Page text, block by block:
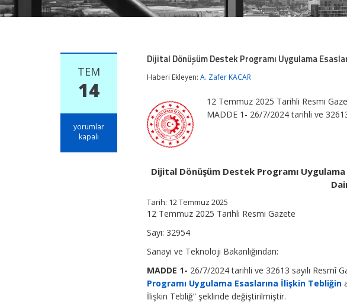
TEM
14
Dijital
Dönüşüm
yorumlar
kapalı
Dijital Dönüşüm Destek Programı Uygulama
Haberi Ekleyen:A. Zafer KACAR
12 Temmuz 2025 Tarihli Resmi
MADDE 1- 26/7/2024 tarihli ve
Dijital Dönüşüm Destek Programı Uygulama
Tarih: 12 Temmuz 2025
12 Temmuz 2025 Tarihli Resmi Gazete
Sayı: 32954
Sanayi ve Teknoloji Bakanlığından:
MADDE 1- 26/7/2024 tarihli ve 32613 sayılı Resmî
Programı Uygulama Esaslarına İlişkin Tebliğin
İlişkin Tebliğ” şeklinde değiştirilmiştir.